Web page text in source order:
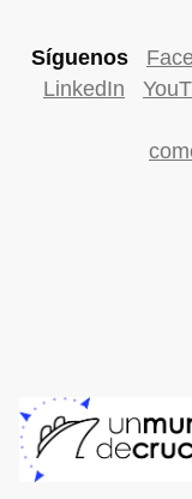
Síguenos
LinkedIn